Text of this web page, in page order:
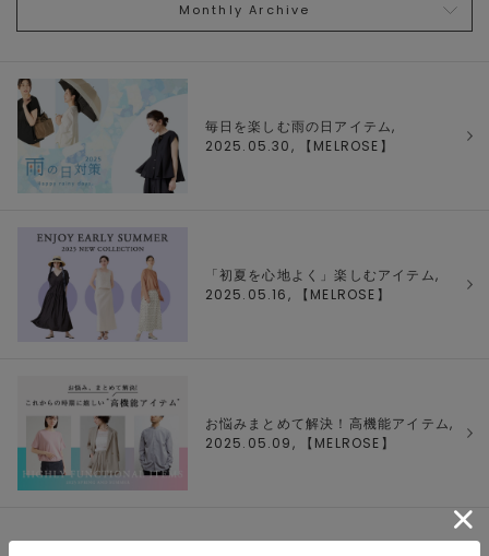
Monthly Archive
毎日を楽しむ雨の日アイテム,
2025.05.30, 【 MELROSE 】
「初夏を心地よく」楽しむアイテム,
2025.05.16, 【 MELROSE 】
お悩みまとめて解決！高機能アイテム,
2025.05.09, 【 MELROSE 】